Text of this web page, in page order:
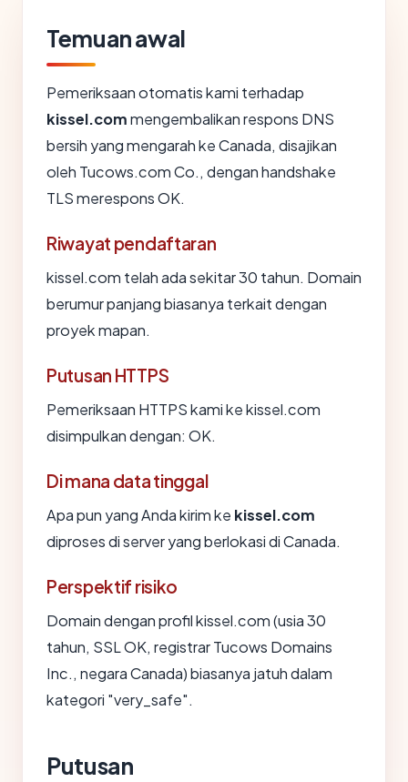
Temuan awal
Pemeriksaan otomatis kami terhadap
kissel.commengembalikan respons DNS
bersih yang mengarah ke Canada, disajikan
oleh Tucows.com Co., dengan handshake
TLS merespons OK.
Riwayat pendaftaran
kissel.com telah ada sekitar 30 tahun. Domain
berumur panjang biasanya terkait dengan
proyek mapan.
Putusan HTTPS
Pemeriksaan HTTPS kami ke kissel.com
disimpulkan dengan: OK.
Di mana data tinggal
Apa pun yang Anda kirim ke kissel.com
diproses di server yang berlokasi di Canada.
Perspektif risiko
Domain dengan profil kissel.com (usia 30
tahun, SSL OK, registrar Tucows Domains
Inc., negara Canada) biasanya jatuh dalam
kategori "very_safe".
Putusan